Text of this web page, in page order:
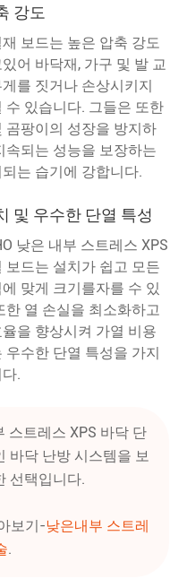
강도
보드는 높은 압축 강도
어 바닥재, 가구 및 발 교
를 짓거나 손상시키지
수 있습니다. 그들은 또한
곰팡이의 성장을 방지하
속되는 성능을 보장하는
는 습기에 강합니다.
및 우수한 단열 특성
낮은 내부 스트레스 XPS
보드는 설치가 쉽고 모든
맞게 크기를자를 수 있
한 열 손실을 최소화하고
을 향상시켜 가열 비용
우수한 단열 특성을 가지
.
스트레스 XPS 바닥 단
바닥 난방 시스템을 보
선택입니다.
보기-낮은내부 스트레
.